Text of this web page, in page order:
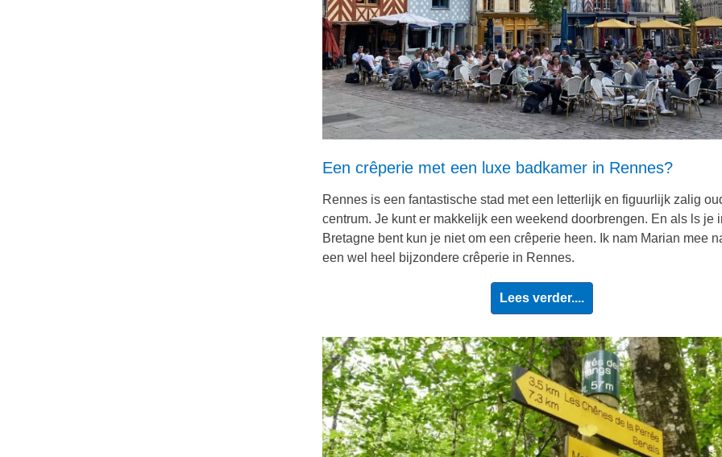
Een crêperie met een luxe badkamer in Rennes?
Rennes is een fantastische stad met een letterlijk en figuurlijk zalig
centrum. Je kunt er makkelijk een weekend doorbrengen. En als ls je
Bretagne bent kun je niet om een crêperie heen. Ik nam Marian mee
een wel heel bijzondere crêperie in Rennes.
Lees verder....